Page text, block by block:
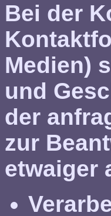
Bei der
Medien)
und
der
zur
etwaiger